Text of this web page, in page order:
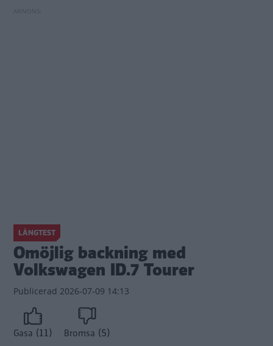
LÅNGTEST
Omöjlig backning med
Volkswagen ID.7 Tourer
Publicerad 2026-07-09 14:13
Gasa (11) Bromsa (5)